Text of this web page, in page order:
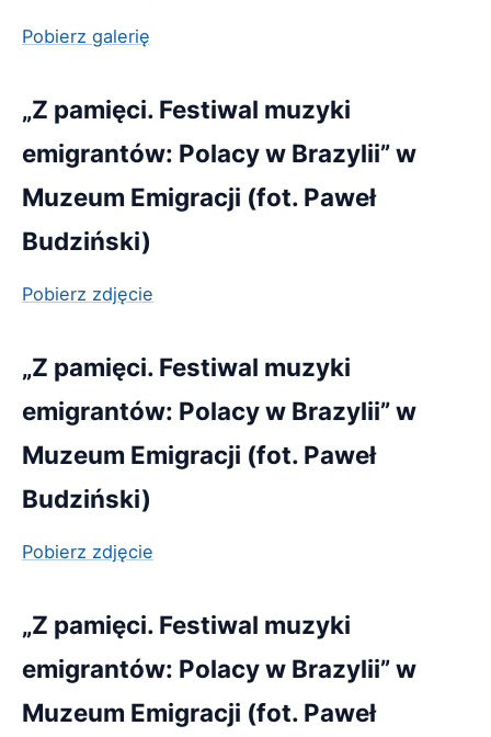
Pobierz galerię
„Z pamięci. Festiwal muzyki
emigrantów: Polacy w Brazylii” w
Muzeum Emigracji (fot. Paweł
Budziński)
Pobierz zdjęcie
„Z pamięci. Festiwal muzyki
emigrantów: Polacy w Brazylii” w
Muzeum Emigracji (fot. Paweł
Budziński)
Pobierz zdjęcie
„Z pamięci. Festiwal muzyki
emigrantów: Polacy w Brazylii” w
Muzeum Emigracji (fot. Paweł